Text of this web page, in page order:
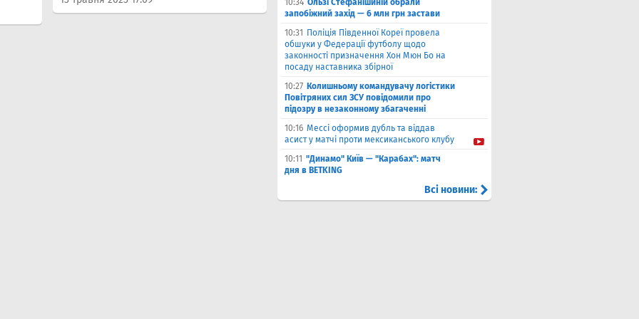
10:34 Ользі Стефанішиній обрали
запобіжний захід — 6 млн грн застави
10:31
Поліція Південної Кореї провела
обшуки у Федерації футболу щодо
законності призначення Хон Мюн Бо на
посаду наставника збірної
10:27 Колишньому командувачу логістики
Повітряних сил ЗСУ повідомили про
підозру в незаконному збагаченні
10:16 Мессі оформив дубль та віддав
асист у матчі проти мексиканського клубу
10:11 "Динамо" Київ — "Карабах": матч
дня в BETKING
Всі новини: